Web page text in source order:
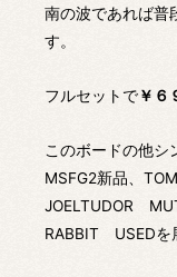
南の波であれば普
す。
フルセットで￥６
このボードの他シ
MSFG2新品、
JOELTUDOR
RABBIT USEDを